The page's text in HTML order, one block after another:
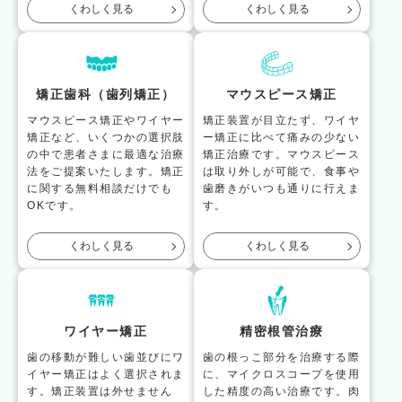
くわしく見る くわしく見る
矯正歯科（歯列矯正）
マウスピース矯正やワイヤー
矯正など、いくつかの選択肢
の中で患者さまに最適な治療
法をご提案いたします。矯正
に関する無料相談だけでも
OKです。
くわしく見る
マウスピース矯正
矯正装置が目立たず、ワイヤ
ー矯正に比べて痛みの少ない
矯正治療です。マウスピース
は取り外しが可能で、食事や
歯磨きがいつも通りに行えま
す。
くわしく見る
ワイヤー矯正
歯の移動が難しい歯並びにワ
イヤー矯正はよく選択されま
す。矯正装置は外せません
精密根管治療
歯の根っこ部分を治療する際
に、マイクロスコープを使用
した精度の高い治療です。肉